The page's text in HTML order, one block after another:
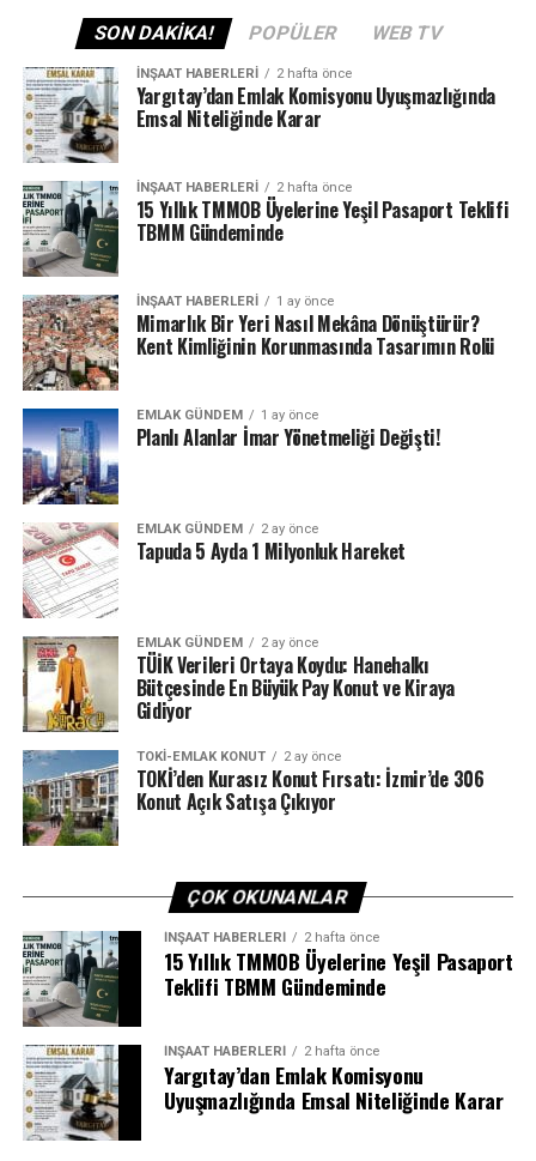
SON DAKIKA! POPÜLER WEB TV
İNŞAAT HABERLERI 2 hafta önce
Yargıtay’dan Emlak Komisyonu Uyuşmazlığında
Emsal Niteliğinde Karar
İNŞAAT HABERLERI 2 hafta önce
15 Yıllık TMMOB Üyelerine Yeşil Pasaport Teklifi
TBMM Gündeminde
İNŞAAT HABERLERI 1 ay önce
Mimarlık Bir Yeri Nasıl Mekâna Dönüştürür?
Kent Kimliğinin Korunmasında Tasarımın Rolü
EMLAK GÜNDEM 1 ay önce
Planlı Alanlar İmar Yönetmeliği Değişti!
EMLAK GÜNDEM 2 ay önce
Tapuda 5 Ayda 1 Milyonluk Hareket
EMLAK GÜNDEM 2 ay önce
TÜİK Verileri Ortaya Koydu: Hanehalkı
Bütçesinde En Büyük Pay Konut ve Kiraya
Gidiyor
TOKI-EMLAK KONUT 2 ay önce
TOKİ’den Kurasız Konut Fırsatı: İzmir’de 306
Konut Açık Satışa Çıkıyor
ÇOK OKUNANLAR
İNŞAAT HABERLERI 2 hafta önce
15 Yıllık TMMOB Üyelerine Yeşil Pasaport
Teklifi TBMM Gündeminde
İNŞAAT HABERLERI 2 hafta önce
Yargıtay’dan Emlak Komisyonu
Uyuşmazlığında Emsal Niteliğinde Karar